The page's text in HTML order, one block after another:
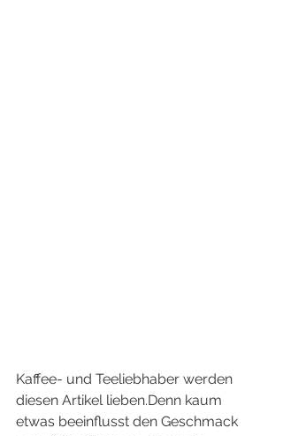
Kaffee- und Teeliebhaber werden
diesen Artikel lieben.Denn kaum
etwas beeinflusst den Geschmack